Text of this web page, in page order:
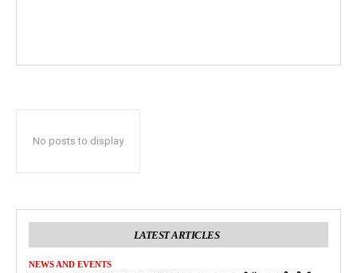
No posts to display
LATEST ARTICLES
NEWS AND EVENTS